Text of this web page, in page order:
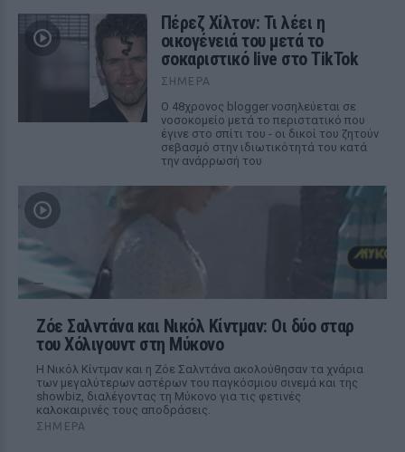
Πέρεζ Χίλτον: Τι λέει η
οικογένειά του μετά το
σοκαριστικό live στο TikTok
ΣΉΜΕΡΑ
Ο 48χρονος blogger νοσηλεύεται σε
νοσοκομείο μετά το περιστατικό που
έγινε στο σπίτι του - οι δικοί του ζητούν
σεβασμό στην ιδιωτικότητά του κατά
την ανάρρωσή του
Ζόε Σαλντάνα και Νικόλ Κίντμαν: Οι δύο σταρ
του Χόλιγουντ στη Μύκονο
Η Νικόλ Κίντμαν και η Ζόε Σαλντάνα ακολούθησαν τα χνάρια
των μεγαλύτερων αστέρων του παγκόσμιου σινεμά και της
showbiz, διαλέγοντας τη Μύκονο για τις φετινές
καλοκαιρινές τους αποδράσεις.
ΣΉΜΕΡΑ